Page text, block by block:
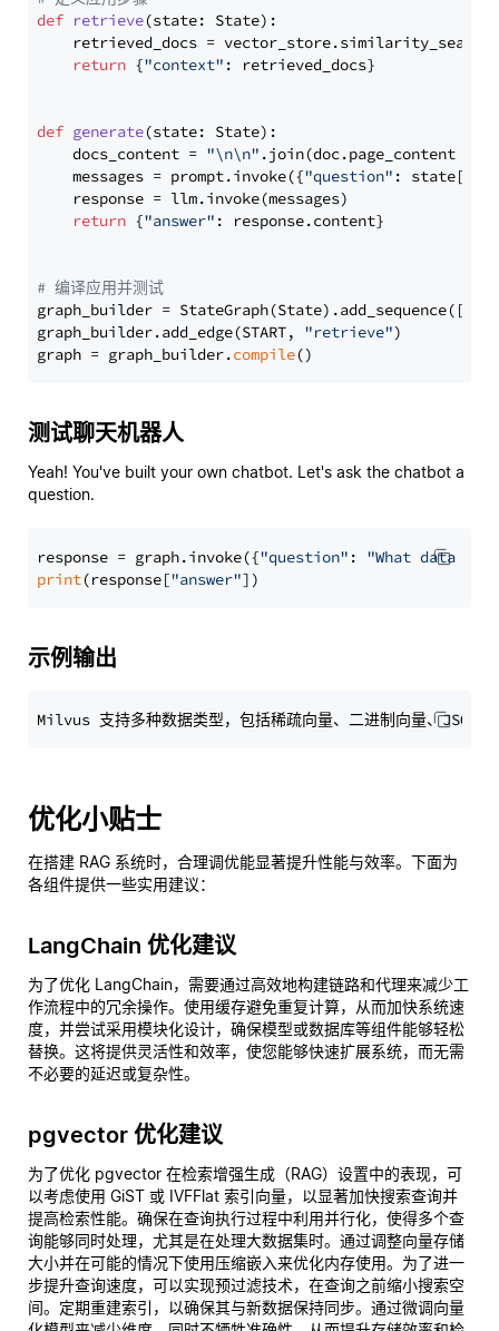
def retrieve(state: State):
retrieved_docs =
return {"context" : retrieved_docs}
def generate(state: State):
    docs_content =
"\n\n" .join(doc.page_content
    messages = prompt.invoke({
"question" : state[
    response = llm.invoke(messages)
return {"answer" : response.content}
# 编译应用并测试
graph_builder =
graph_builder.add_edge(START, "retrieve")
graph = graph_builder.compile
测试聊天机器人
Yeah! You've built your own chatbot. Let's ask the chatbot a
question.
response = graph.invoke({"question" : "What data
print(response["answer"
示例输出
优化小贴士
在搭建 RAG 系统时，合理调优能显著提升性能与效率。下面为
各组件提供一些实用建议：
LangChain 优化建议
为了优化 LangChain，需要通过高效地构建链路和代理来减少工
作流程中的冗余操作。使用缓存避免重复计算，从而加快系统速
度，并尝试采用模块化设计，确保模型或数据库等组件能够轻松
替换。这将提供灵活性和效率，使您能够快速扩展系统，而无需
不必要的延迟或复杂性。
pgvector 优化建议
为了优化 pgvector 在检索增强生成（RAG）设置中的表现，可
以考虑使用 GiST 或 IVFFlat 索引向量，以显著加快搜索查询并
提高检索性能。确保在查询执行过程中利用并行化，使得多个查
询能够同时处理，尤其是在处理大数据集时。通过调整向量存储
大小并在可能的情况下使用压缩嵌入来优化内存使用。为了进一
步提升查询速度，可以实现预过滤技术，在查询之前缩小搜索空
间。定期重建索引，以确保其与新数据保持同步。通过微调向量